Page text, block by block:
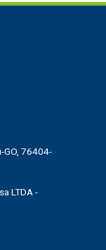
GO, 76404-
LTDA -